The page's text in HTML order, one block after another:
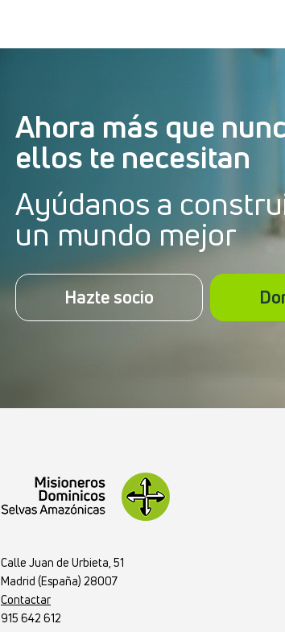
Ahora más que
ellos te necesitan
Ayúdanos a
un mundo mejor
Hazte socio
Calle Juan de Urbieta, 51
Madrid (España) 28007
Contactar
915 642 612